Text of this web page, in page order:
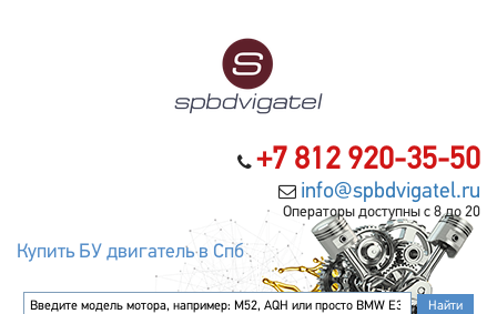
+7 812 920-35-50
info@spbdvigatel.ru
Операторы доступны с 8 до 20
Купить БУ двигатель в Спб